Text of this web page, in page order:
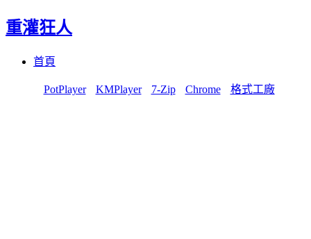
重灌狂人
首頁
PotPlayer KMPlayer 7-Zip Chrome 格式工廠